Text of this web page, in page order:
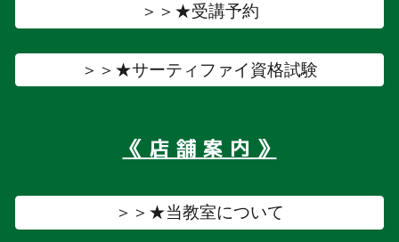
＞＞★受講予約
＞＞★サーティファイ資格試験
《 店 舗 案 内 》
＞＞★当教室について